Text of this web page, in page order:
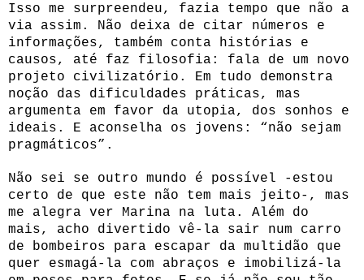
Isso me surpreendeu, fazia tempo que não a
via assim. Não deixa de citar números e
informações, também conta histórias e
causos, até faz filosofia: fala de um novo
projeto civilizatório. Em tudo demonstra
noção das dificuldades práticas, mas
argumenta em favor da utopia, dos sonhos e
ideais. E aconselha os jovens: “não sejam
pragmáticos”.
Não sei se outro mundo é possível -estou
certo de que este não tem mais jeito-, mas
me alegra ver Marina na luta. Além do
mais, acho divertido vê-la sair num carro
de bombeiros para escapar da multidão que
quer esmagá-la com abraços e imobilizá-la